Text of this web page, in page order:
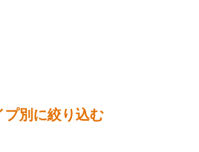
プ別に絞り込む